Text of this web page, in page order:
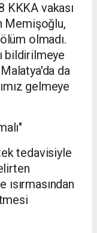
KKKA vakası
Memişoğlu,
olmadı.
bildirilmeye
da
gelmeye
tedavisiyle